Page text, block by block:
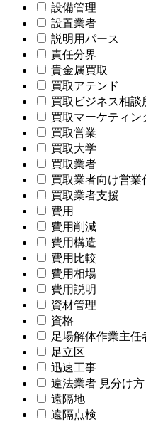
設備管理
設置業者
説明用パース
責任分界
貴金属買取
買取アテンド
買取ビジネス相談
買取マーケティン
買取営業
買取大学
買取業者
買取業者向け営業
買取業者支援
費用
費用削減
費用構造
費用比較
費用相場
費用説明
資材管理
資格
足場解体作業主任
足立区
迅速工事
違法業者 見分け方
遠隔地
遠隔点検